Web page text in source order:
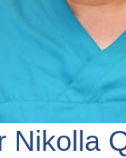
Nikolla